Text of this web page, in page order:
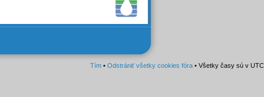
Tím • Odstrániť všetky cookies fóra • Všetky časy sú v UTC